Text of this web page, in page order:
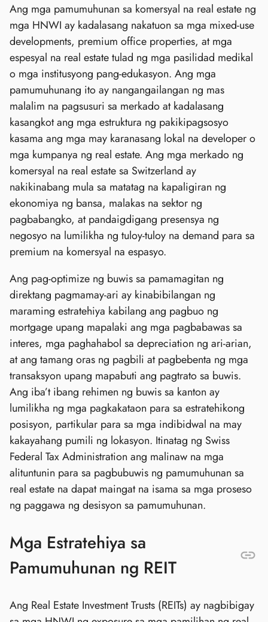
Ang mga pamumuhunan sa komersyal na real estate ng
mga HNWI ay kadalasang nakatuon sa mga mixed-use
developments, premium office properties, at mga
espesyal na real estate tulad ng mga pasilidad medikal
o mga institusyong pang-edukasyon. Ang mga
pamumuhunang ito ay nangangailangan ng mas
malalim na pagsusuri sa merkado at kadalasang
kasangkot ang mga estruktura ng pakikipagsosyo
kasama ang mga may karanasang lokal na developer o
mga kumpanya ng real estate. Ang mga merkado ng
komersyal na real estate sa Switzerland ay
nakikinabang mula sa matatag na kapaligiran ng
ekonomiya ng bansa, malakas na sektor ng
pagbabangko, at pandaigdigang presensya ng
negosyo na lumilikha ng tuloy-tuloy na demand para sa
premium na komersyal na espasyo.
Ang pag-optimize ng buwis sa pamamagitan ng
direktang pagmamay-ari ay kinabibilangan ng
maraming estratehiya kabilang ang pagbuo ng
mortgage upang mapalaki ang mga pagbabawas sa
interes, mga paghahabol sa depreciation ng ari-arian,
at ang tamang oras ng pagbili at pagbebenta ng mga
transaksyon upang mapabuti ang pagtrato sa buwis.
Ang iba’t ibang rehimen ng buwis sa kanton ay
lumilikha ng mga pagkakataon para sa estratehikong
posisyon, partikular para sa mga indibidwal na may
kakayahang pumili ng lokasyon. Itinatag ng Swiss
Federal Tax Administration ang malinaw na mga
alituntunin para sa pagbubuwis ng pamumuhunan sa
real estate na dapat maingat na isama sa mga proseso
ng paggawa ng desisyon sa pamumuhunan.
Mga Estratehiya sa
Pamumuhunan ng REIT
Ang Real Estate Investment Trusts (REITs) ay nagbibigay